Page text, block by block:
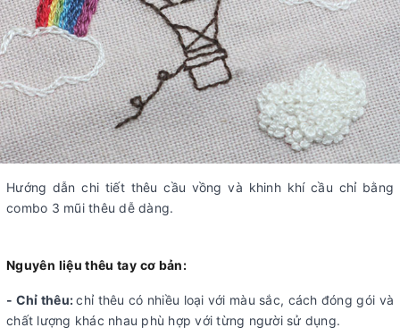
Hướng dẫn chi tiết thêu cầu vồng và khinh khí cầu chỉ bằng
combo 3 mũi thêu dễ dàng.
Nguyên liệu thêu tay cơ bản:
- Chỉ thêu:chỉ thêu có nhiều loại với màu sắc, cách đóng gói và
chất lượng khác nhau phù hợp với từng người sử dụng.